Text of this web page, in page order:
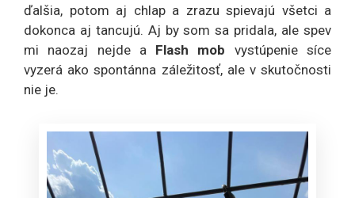
ďalšia, potom aj chlap a zrazu spievajú všetci a
dokonca aj tancujú. Aj by som sa pridala, ale spev
mi naozaj nejde a Flash mob vystúpenie síce
vyzerá ako spontánna záležitosť, ale v skutočnosti
nie je.